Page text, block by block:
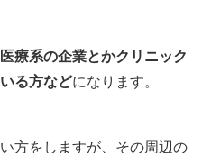
療系の企業とかクリニック
る方などになります。
方をしますが、その周辺の